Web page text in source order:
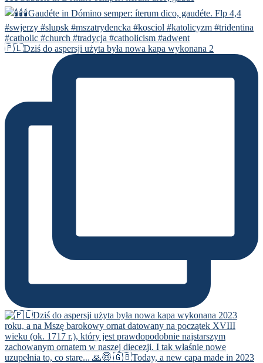
🇵🇱Dziś do aspersji użyta była nowa kapa wykonana 2